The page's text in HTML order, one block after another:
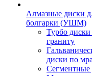
Алмазные диски
болгарки (УШМ)
Турбо
граниту
диски по
Сегментные